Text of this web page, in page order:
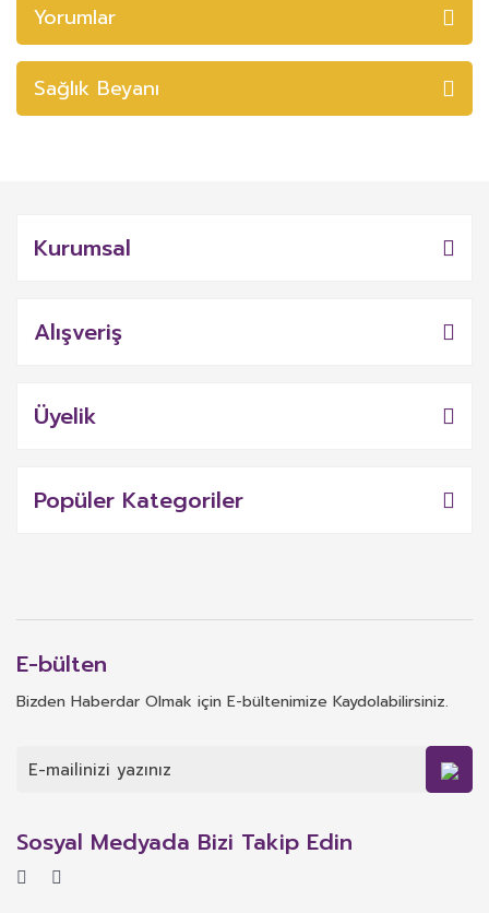
Yorumlar
Sağlık Beyanı
Kurumsal
Alışveriş
Üyelik
Popüler Kategoriler
E-bülten
Bizden Haberdar Olmak için E-bültenimize Kaydolabilirsiniz.
Sosyal Medyada Bizi Takip Edin